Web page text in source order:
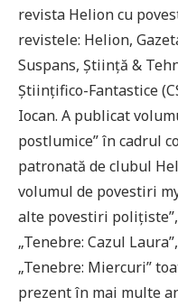
revista Helion cu
revistele: Helion,
Suspans, Știință &
Științifico-Fantastice
Iocan. A publicat
postlumice” în cadrul
patronată de clubul
volumul de povestiri
alte povestiri
„Tenebre: Cazul
„Tenebre: Miercuri”
prezent în mai multe